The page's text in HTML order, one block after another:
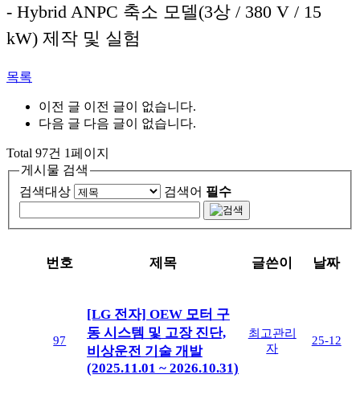
- Hybrid ANPC 축소 모델(3상 / 380 V / 15
kW) 제작 및 실험
목록
이전 글 이전 글이 없습니다.
다음 글 다음 글이 없습니다.
Total 97건 1페이지
게시물 검색
검색대상
검색어 필수
번호 제목 글쓴이 날짜
97
[LG 전자] OEW 모터 구
동 시스템 및 고장 진단,
비상운전 기술 개발
(2025.11.01 ~ 2026.10.31)
최고관리
자
25-12